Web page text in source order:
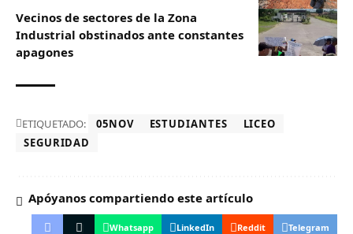
Vecinos de sectores de la Zona
Industrial obstinados ante constantes
apagones
ETIQUETADO: 05NOV ESTUDIANTES
LICEO
SEGURIDAD
Apóyanos compartiendo este artículo
Whatsapp LinkedIn Reddit Telegram